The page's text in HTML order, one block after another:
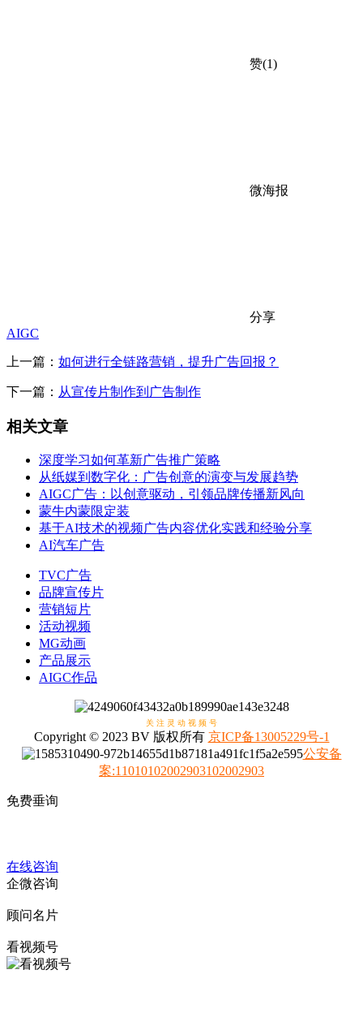
赞(1)
微海报
分享
AIGC
上一篇： 如何进行全链路营销，提升广告回报？
下一篇： 从宣传片制作到广告制作
相关文章
深度学习如何革新广告推广策略
从纸媒到数字化：广告创意的演变与发展趋势
AIGC广告：以创意驱动，引领品牌传播新风向
蒙牛内蒙限定装
基于AI技术的视频广告内容优化实践和经验分享
AI汽车广告
TVC广告
品牌宣传片
营销短片
活动视频
MG动画
产品展示
AIGC作品
关 注 灵 动 视 频 号
Copyright © 2023 BV 版权所有 京ICP备13005229号-1
公安备
案:11010102002903102002903
免费垂询
在线咨询
企微咨询
顾问名片
看视频号